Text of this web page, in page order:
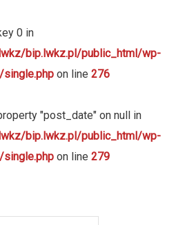
0 in
bip.lwkz.pl/public_html/wp-
on line 276
"post_date" on null in
bip.lwkz.pl/public_html/wp-
on line 279